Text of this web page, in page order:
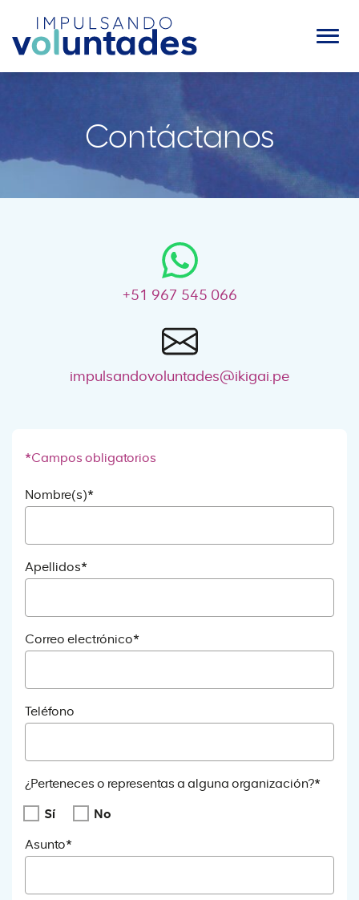
Contáctanos
+51 967 545 066
impulsandovoluntades@ikigai.pe
*Campos obligatorios
Nombre(s)*
Apellidos*
Correo electrónico*
Teléfono
¿Perteneces o representas a alguna organización?*
Sí
No
Asunto*